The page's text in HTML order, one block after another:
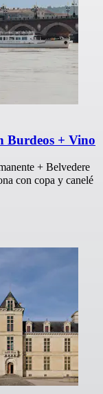
Burdeos + Vino
+ Belvedere
con copa y canelé